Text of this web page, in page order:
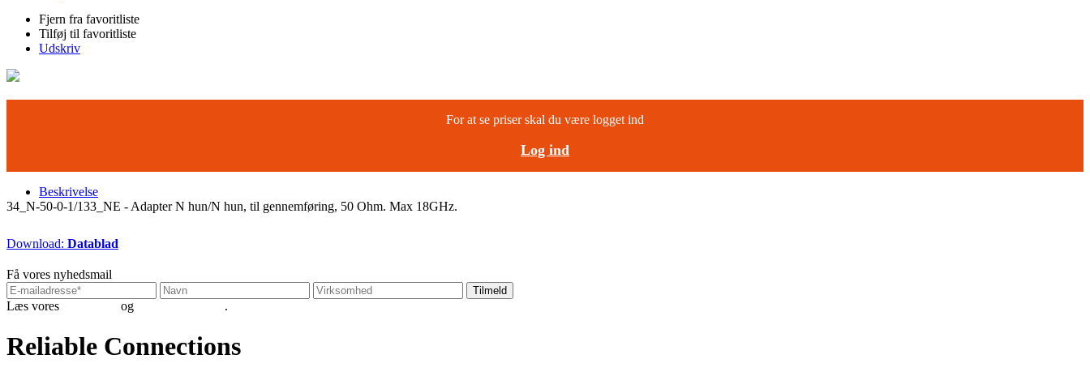
Fjern fra favoritliste
Tilføj til favoritliste
Udskriv
For at se priser skal du være logget ind
Log ind
Beskrivelse
34_N-50-0-1/133_NE - Adapter N hun/N hun, til gennemføring, 50 Ohm. Max 18GHz.
Download: Datablad
Få vores nyhedsmail
Læs vores og .
Reliable Connections